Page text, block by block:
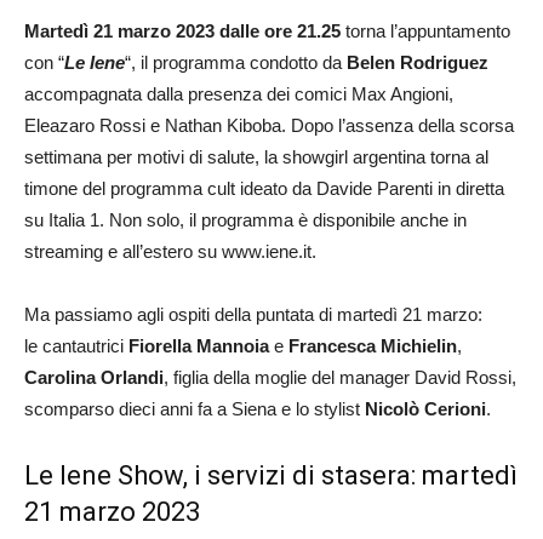
Martedì 21 marzo 2023 dalle ore 21.25 torna l’appuntamento
con “Le Iene“, il programma condotto da Belen Rodriguez
accompagnata dalla presenza dei comici Max Angioni,
Eleazaro Rossi e Nathan Kiboba. Dopo l’assenza della scorsa
settimana per motivi di salute, la showgirl argentina torna al
timone del programma cult ideato da Davide Parenti in diretta
su Italia 1. Non solo, il programma è disponibile anche in
streaming e all’estero su www.iene.it.
Ma passiamo agli ospiti della puntata di martedì 21 marzo:
le cantautrici Fiorella Mannoiae Francesca Michielin,
Carolina Orlandi, figlia della moglie del manager David Rossi,
scomparso dieci anni fa a Siena e lo stylist Nicolò Cerioni.
Le Iene Show, i servizi di stasera: martedì
21 marzo 2023